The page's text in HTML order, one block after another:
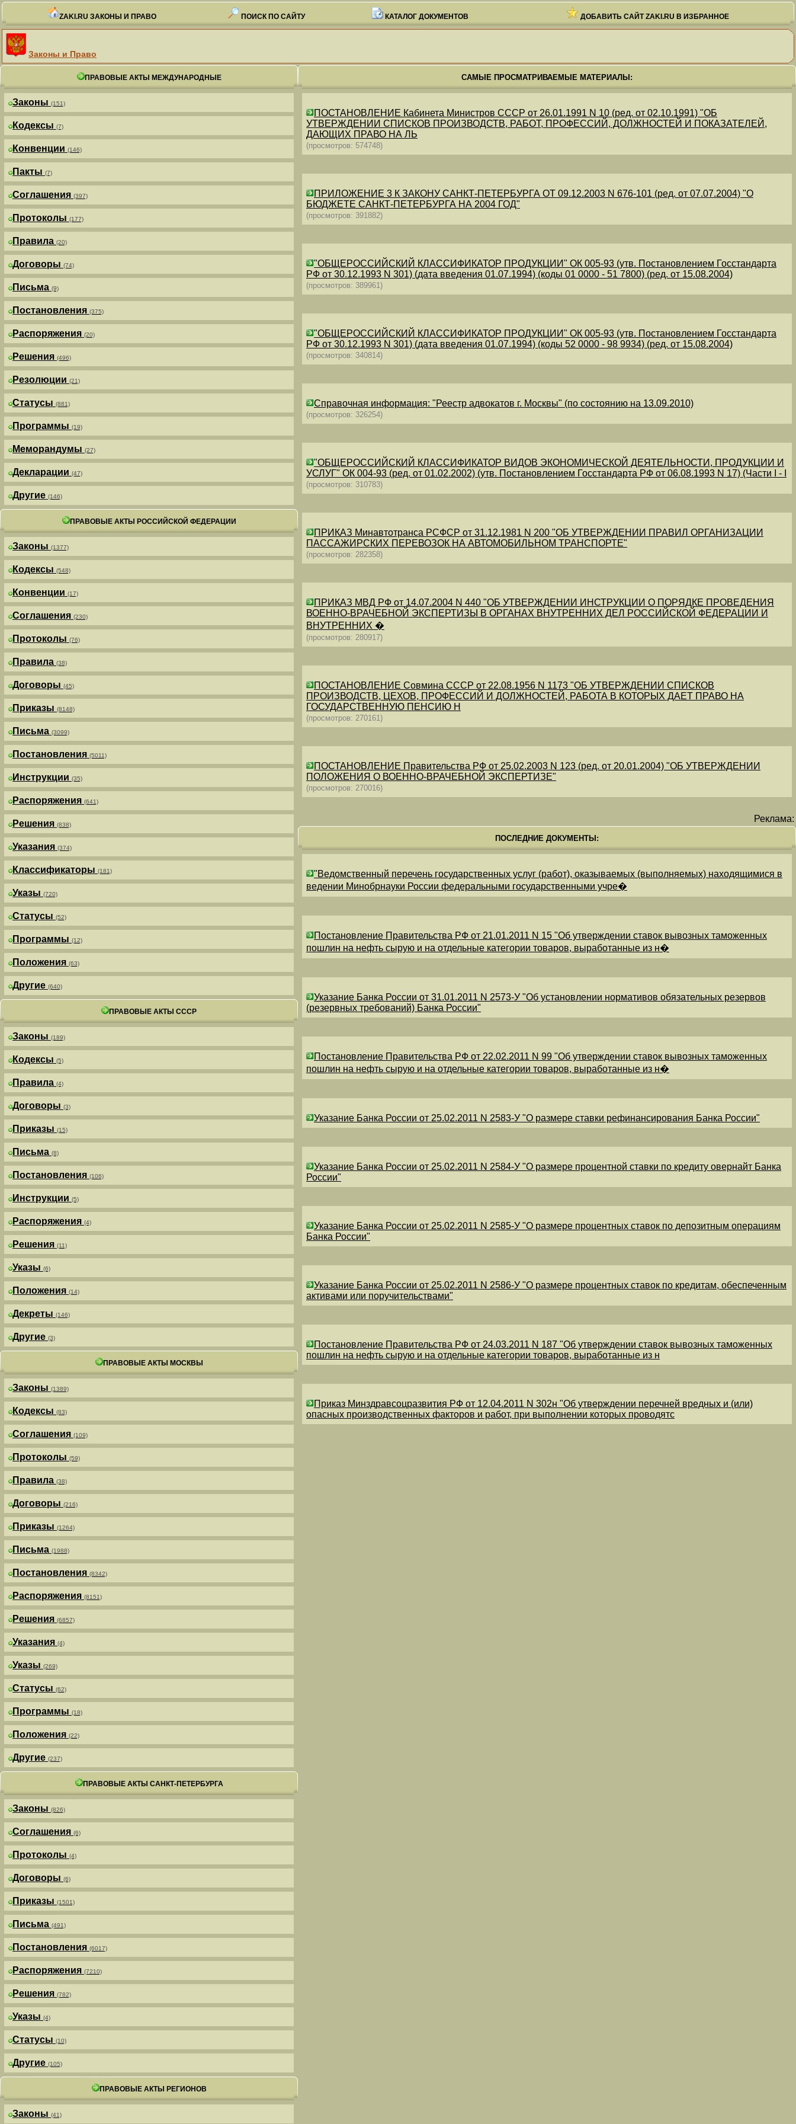
ZAKI.RU ЗАКОНЫ И ПРАВО ПОИСК ПО САЙТУ КАТАЛОГ ДОКУМЕНТОВ ДОБАВИТЬ САЙТ ZAKI.RU В ИЗБРАННОЕ
Законы и Право
ПРАВОВЫЕ АКТЫ МЕЖДУНАРОДНЫЕ
Законы (151)
Кодексы (7)
Конвенции (146)
Пакты (7)
Соглашения (397)
Протоколы (177)
Правила (20)
Договоры (74)
Письма (9)
Постановления (375)
Распоряжения (20)
Решения (496)
Резолюции (21)
Статусы (881)
Программы (19)
Меморандумы (27)
Декларации (47)
Другие (146)
ПРАВОВЫЕ АКТЫ РОССИЙСКОЙ ФЕДЕРАЦИИ
Законы (1377)
Кодексы (548)
Конвенции (17)
Соглашения (230)
Протоколы (76)
Правила (38)
Договоры (45)
Приказы (8148)
Письма (3099)
Постановления (5011)
Инструкции (35)
Распоряжения (641)
Решения (838)
Указания (374)
Классификаторы (181)
Указы (720)
Статусы (52)
Программы (12)
Положения (63)
Другие (640)
ПРАВОВЫЕ АКТЫ СССР
Законы (189)
Кодексы (5)
Правила (4)
Договоры (3)
Приказы (15)
Письма (8)
Постановления (106)
Инструкции (5)
Распоряжения (4)
Решения (11)
Указы (6)
Положения (14)
Декреты (146)
Другие (3)
ПРАВОВЫЕ АКТЫ МОСКВЫ
Законы (1389)
Кодексы (83)
Соглашения (109)
Протоколы (59)
Правила (38)
Договоры (216)
Приказы (1264)
Письма (1988)
Постановления (8342)
Распоряжения (8151)
Решения (6857)
Указания (4)
Указы (269)
Статусы (62)
Программы (18)
Положения (22)
Другие (237)
ПРАВОВЫЕ АКТЫ САНКТ-ПЕТЕРБУРГА
Законы (826)
Соглашения (6)
Протоколы (4)
Договоры (6)
Приказы (1501)
Письма (491)
Постановления (6017)
Распоряжения (7210)
Решения (782)
Указы (4)
Статусы (10)
Другие (105)
ПРАВОВЫЕ АКТЫ РЕГИОНОВ
Законы (41)
САМЫЕ ПРОСМАТРИВАЕМЫЕ МАТЕРИАЛЫ:
ПОСТАНОВЛЕНИЕ Кабинета Министров СССР от 26.01.1991 N 10 (ред. от 02.10.1991) "ОБ
УТВЕРЖДЕНИИ СПИСКОВ ПРОИЗВОДСТВ, РАБОТ, ПРОФЕССИЙ, ДОЛЖНОСТЕЙ И ПОКАЗАТЕЛЕЙ,
ДАЮЩИХ ПРАВО НА ЛЬ
(просмотров: 574748)
ПРИЛОЖЕНИЕ 3 К ЗАКОНУ САНКТ-ПЕТЕРБУРГА ОТ 09.12.2003 N 676-101 (ред. от 07.07.2004) "О
БЮДЖЕТЕ САНКТ-ПЕТЕРБУРГА НА 2004 ГОД"
(просмотров: 391882)
"ОБЩЕРОССИЙСКИЙ КЛАССИФИКАТОР ПРОДУКЦИИ" ОК 005-93 (утв. Постановлением Госстандарта
РФ от 30.12.1993 N 301) (дата введения 01.07.1994) (коды 01 0000 - 51 7800) (ред. от 15.08.2004)
(просмотров: 389961)
"ОБЩЕРОССИЙСКИЙ КЛАССИФИКАТОР ПРОДУКЦИИ" ОК 005-93 (утв. Постановлением Госстандарта
РФ от 30.12.1993 N 301) (дата введения 01.07.1994) (коды 52 0000 - 98 9934) (ред. от 15.08.2004)
(просмотров: 340814)
Справочная информация: "Реестр адвокатов г. Москвы" (по состоянию на 13.09.2010)
(просмотров: 326254)
"ОБЩЕРОССИЙСКИЙ КЛАССИФИКАТОР ВИДОВ ЭКОНОМИЧЕСКОЙ ДЕЯТЕЛЬНОСТИ, ПРОДУКЦИИ И
УСЛУГ" ОК 004-93 (ред. от 01.02.2002) (утв. Постановлением Госстандарта РФ от 06.08.1993 N 17) (Части I - I
(просмотров: 310783)
ПРИКАЗ Минавтотранса РСФСР от 31.12.1981 N 200 "ОБ УТВЕРЖДЕНИИ ПРАВИЛ ОРГАНИЗАЦИИ
ПАССАЖИРСКИХ ПЕРЕВОЗОК НА АВТОМОБИЛЬНОМ ТРАНСПОРТЕ"
(просмотров: 282358)
ПРИКАЗ МВД РФ от 14.07.2004 N 440 "ОБ УТВЕРЖДЕНИИ ИНСТРУКЦИИ О ПОРЯДКЕ ПРОВЕДЕНИЯ
ВОЕННО-ВРАЧЕБНОЙ ЭКСПЕРТИЗЫ В ОРГАНАХ ВНУТРЕННИХ ДЕЛ РОССИЙСКОЙ ФЕДЕРАЦИИ И
ВНУТРЕННИХ �
(просмотров: 280917)
ПОСТАНОВЛЕНИЕ Совмина СССР от 22.08.1956 N 1173 "ОБ УТВЕРЖДЕНИИ СПИСКОВ
ПРОИЗВОДСТВ, ЦЕХОВ, ПРОФЕССИЙ И ДОЛЖНОСТЕЙ, РАБОТА В КОТОРЫХ ДАЕТ ПРАВО НА
ГОСУДАРСТВЕННУЮ ПЕНСИЮ Н
(просмотров: 270161)
ПОСТАНОВЛЕНИЕ Правительства РФ от 25.02.2003 N 123 (ред. от 20.01.2004) "ОБ УТВЕРЖДЕНИИ
ПОЛОЖЕНИЯ О ВОЕННО-ВРАЧЕБНОЙ ЭКСПЕРТИЗЕ"
(просмотров: 270016)
Реклама:
ПОСЛЕДНИЕ ДОКУМЕНТЫ:
"Ведомственный перечень государственных услуг (работ), оказываемых (выполняемых) находящимися в
ведении Минобрнауки России федеральными государственными учре�
Постановление Правительства РФ от 21.01.2011 N 15 "Об утверждении ставок вывозных таможенных
пошлин на нефть сырую и на отдельные категории товаров, выработанные из н�
Указание Банка России от 31.01.2011 N 2573-У "Об установлении нормативов обязательных резервов
(резервных требований) Банка России"
Постановление Правительства РФ от 22.02.2011 N 99 "Об утверждении ставок вывозных таможенных
пошлин на нефть сырую и на отдельные категории товаров, выработанные из н�
Указание Банка России от 25.02.2011 N 2583-У "О размере ставки рефинансирования Банка России"
Указание Банка России от 25.02.2011 N 2584-У "О размере процентной ставки по кредиту овернайт Банка
России"
Указание Банка России от 25.02.2011 N 2585-У "О размере процентных ставок по депозитным операциям
Банка России"
Указание Банка России от 25.02.2011 N 2586-У "О размере процентных ставок по кредитам, обеспеченным
активами или поручительствами"
Постановление Правительства РФ от 24.03.2011 N 187 "Об утверждении ставок вывозных таможенных
пошлин на нефть сырую и на отдельные категории товаров, выработанные из н
Приказ Минздравсоцразвития РФ от 12.04.2011 N 302н "Об утверждении перечней вредных и (или)
опасных производственных факторов и работ, при выполнении которых проводятс